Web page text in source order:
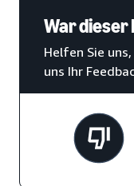
War
Helfen Sie
uns Ihr